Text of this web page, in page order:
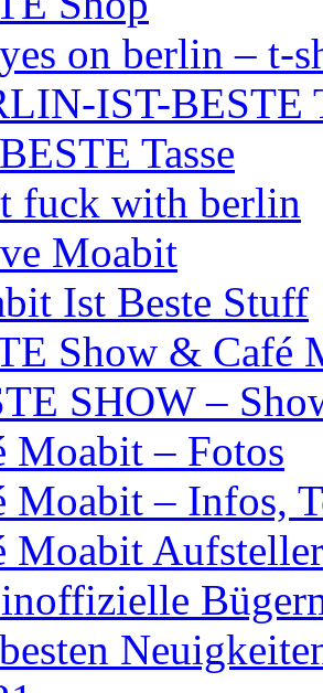
on berlin – t-
IST-BESTE
Tasse
fuck with berlin
Moabit
Ist Beste Stuff
Show & Café
SHOW –
Moabit – Fotos
Moabit – Infos,
Moabit Aufsteller